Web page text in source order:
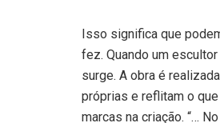
Isso significa que
fez. Quando um
surge. A obra é
próprias e reflitam o
marcas na criação. “…